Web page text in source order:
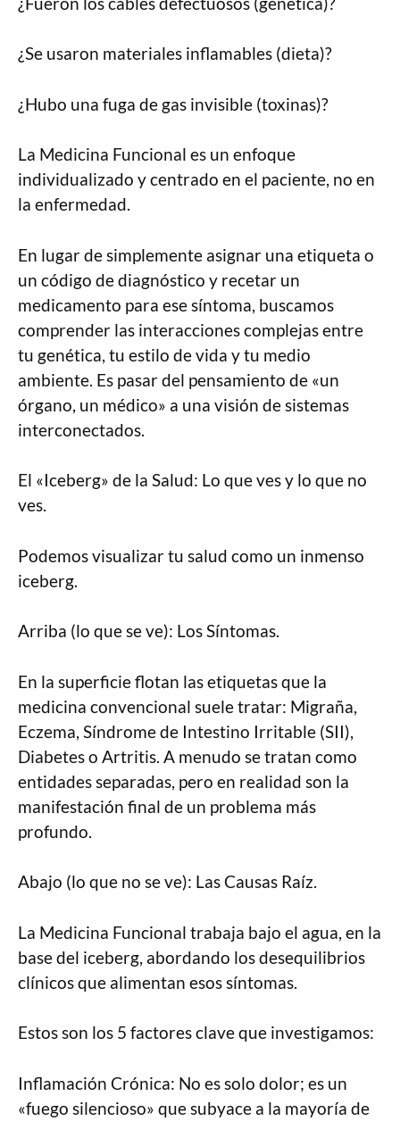
¿Se usaron materiales inflamables (dieta)?
¿Hubo una fuga de gas invisible (toxinas)?
La Medicina Funcional es un enfoque
individualizado y centrado en el paciente, no en
la enfermedad.
En lugar de simplemente asignar una etiqueta o
un código de diagnóstico y recetar un
medicamento para ese síntoma, buscamos
comprender las interacciones complejas entre
tu genética, tu estilo de vida y tu medio
ambiente. Es pasar del pensamiento de «un
órgano, un médico» a una visión de sistemas
interconectados.
El «Iceberg» de la Salud: Lo que ves y lo que no
ves.
Podemos visualizar tu salud como un inmenso
iceberg.
Arriba (lo que se ve): Los Síntomas.
En la superficie flotan las etiquetas que la
medicina convencional suele tratar: Migraña,
Eczema, Síndrome de Intestino Irritable (SII),
Diabetes o Artritis. A menudo se tratan como
entidades separadas, pero en realidad son la
manifestación final de un problema más
profundo.
Abajo (lo que no se ve): Las Causas Raíz.
La Medicina Funcional trabaja bajo el agua, en la
base del iceberg, abordando los desequilibrios
clínicos que alimentan esos síntomas.
Estos son los 5 factores clave que investigamos:
Inflamación Crónica: No es solo dolor; es un
«fuego silencioso» que subyace a la mayoría de